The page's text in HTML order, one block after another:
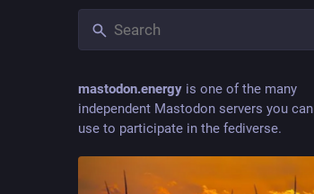
mastodon.energy is one of the many
independent Mastodon servers you can
use to participate in the fediverse.